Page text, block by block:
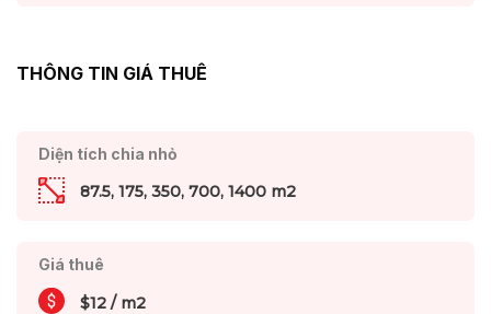
THÔNG TIN GIÁ THUÊ
Diện tích chia nhỏ
87.5, 175, 350, 700, 1400 m2
Giá thuê
$12 / m2